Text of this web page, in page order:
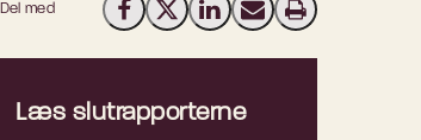
Del med Del på Facebook
Del på X (Twitter)
Del på LinkedIn
Send email
Print
Læs slutrapporterne